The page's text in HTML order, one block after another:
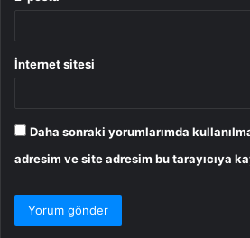
İnternet sitesi
Daha sonraki yorumlarımda
adresim ve site adresim bu tarayıcıya